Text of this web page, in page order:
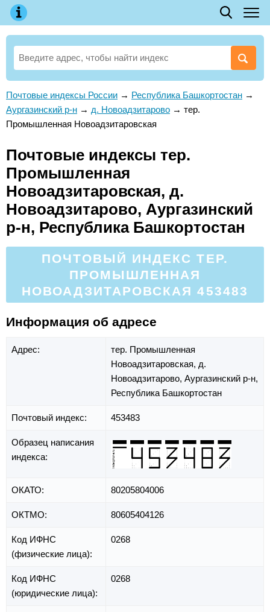
Почтовые индексы России → Республика Башкортостан →
Аургазинский р-н → д. Новоадзитарово → тер.
Промышленная Новоадзитаровская
Почтовые индексы тер.
Промышленная
Новоадзитаровская, д.
Новоадзитарово, Аургазинский
р-н, Республика Башкортостан
ПОЧТОВЫЙ ИНДЕКС ТЕР.
ПРОМЫШЛЕННАЯ
НОВОАДЗИТАРОВСКАЯ 453483
Информация об адресе
Адрес:
тер. Промышленная
Новоадзитаровская, д.
Новоадзитарово, Аургазинский р-н,
Республика Башкортостан
Почтовый индекс: 453483
Образец написания
индекса:
ОКАТО: 80205804006
ОКТМО: 80605404126
Код ИФНС
(физические лица):
0268
Код ИФНС
(юридические лица):
0268